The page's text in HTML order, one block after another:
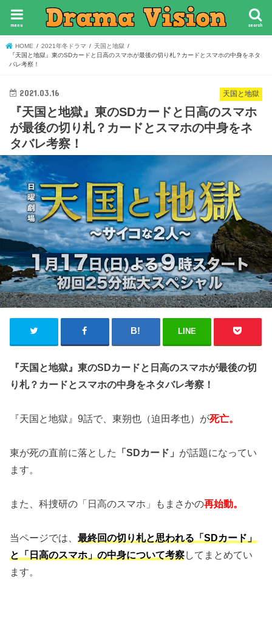
search
menu
HOME 2021年冬ドラマ
天国と地獄
『天国と地獄』東のSDカードと日高のスマホが最後の切り札？カードとスマホの中身をネタ
バレ考察！
天国と地獄
2021.03.16
『天国と地獄』東のSDカードと日高のスマホ
が最後の切り札？カードとスマホの中身をネ
タバレ考察！
LINE
『天国と地獄』東のSDカードと日高のスマホが最後の切
り札？カードとスマホの中身をネタバレ考察！
『天国と地獄』9話で、東朔也（迫田孝也）が死亡。
東が死の直前に落とした 「SDカード」 が話題になってい
ます。
また、科捜研の「日高のスマホ」もまさかの再始動。
当ページでは、最終回の切り札と思われる「SDカード」
と「日高のスマホ」の中身について考察してまとめてい
ます。